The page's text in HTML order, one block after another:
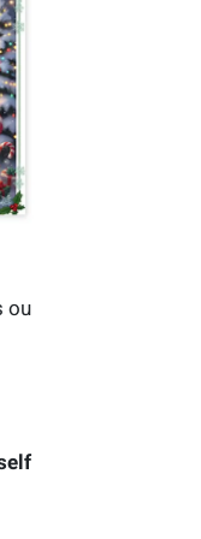
ou